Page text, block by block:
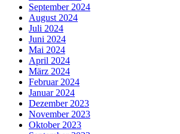
September 2024
August 2024
Juli 2024
Juni 2024
Mai 2024
April 2024
März 2024
Februar 2024
Januar 2024
Dezember 2023
November 2023
Oktober 2023